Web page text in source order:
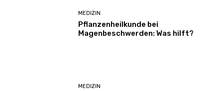
MEDIZIN
Pflanzenheilkunde bei
Magenbeschwerden: Was hilft?
MEDIZIN